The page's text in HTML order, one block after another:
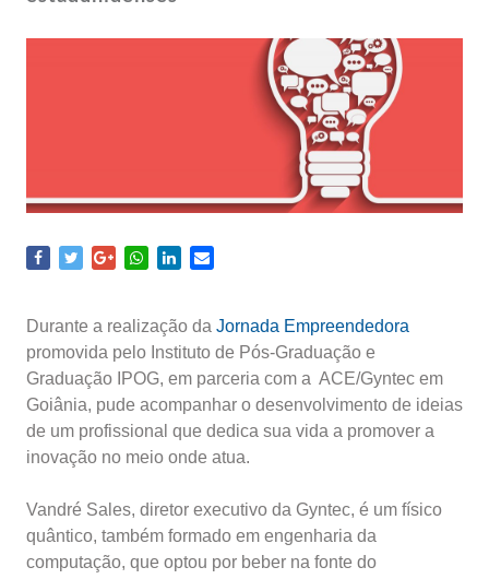
Durante a realização da Jornada Empreendedora
promovida pelo Instituto de Pós-Graduação e
Graduação IPOG, em parceria com a ACE/Gyntec em
Goiânia, pude acompanhar o desenvolvimento de ideias
de um profissional que dedica sua vida a promover a
inovação no meio onde atua.
Vandré Sales, diretor executivo da Gyntec, é um físico
quântico, também formado em engenharia da
computação, que optou por beber na fonte do